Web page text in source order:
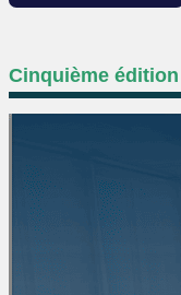
Cinquième